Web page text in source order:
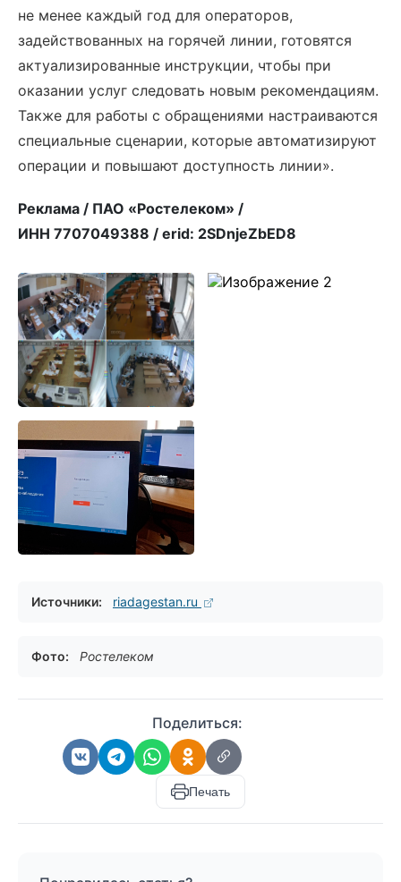
не менее каждый год для операторов,
задействованных на горячей линии, готовятся
актуализированные инструкции, чтобы при
оказании услуг следовать новым рекомендациям.
Также для работы с обращениями настраиваются
специальные сценарии, которые автоматизируют
операции и повышают доступность линии».
Реклама / ПАО «Ростелеком» /
ИНН 7707049388 / erid: 2SDnjeZbED8
Источники: riadagestan.ru
Фото: Ростелеком
Поделиться:
Печать